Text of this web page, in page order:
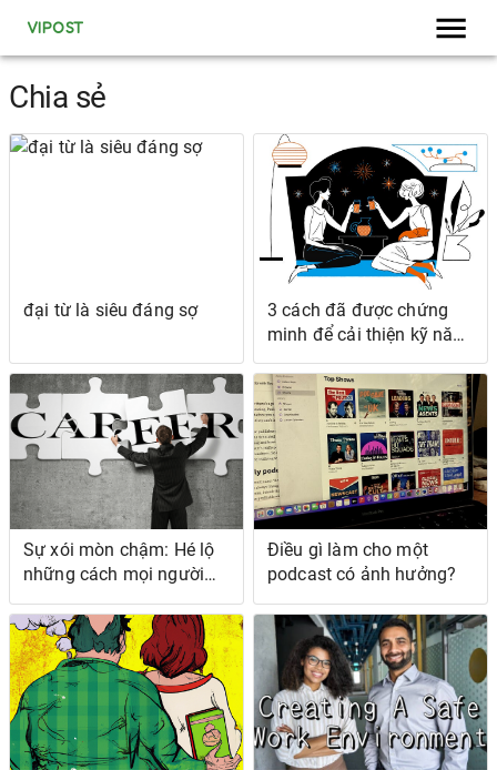
VIPOST
Chia sẻ
đại từ là siêu đáng sợ
3 cách đã được chứng
minh để cải thiện kỹ năng
viết của bạn
Sự xói mòn chậm: Hé lộ
những cách mọi người
lãng phí trong sự nghiệp
của họ
Điều gì làm cho một
podcast có ảnh hưởng?